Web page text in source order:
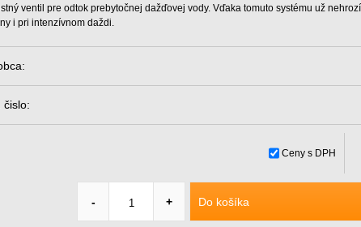
ventil pre odtok prebytočnej dažďovej vody. Vďaka tomuto systému už
i pri intenzívnom daždi.
čislo:
Ceny s DPH
Do košíka
- +